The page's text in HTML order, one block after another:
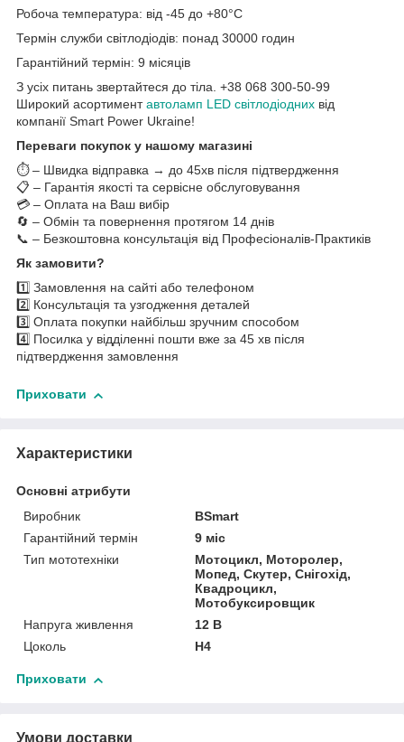
Робоча температура: від -45 до +80°C
Термін служби світлодіодів: понад 30000 годин
Гарантійний термін: 9 місяців
З усіх питань звертайтеся до тіла. +38 068 300-50-99
Широкий асортиментавтоламп LED світлодіодних від
компанії Smart Power Ukraine!
Переваги покупок у нашому магазині
⏱️ – Швидка відправка → до 45хв після підтвердження
📋 – Гарантія якості та сервісне обслуговування
💳 – Оплата на Ваш вибір
🔄 – Обмін та повернення протягом 14 днів
📞 – Безкоштовна консультація від Професіоналів-Практиків
Як замовити?
1️⃣ Замовлення на сайті або телефоном
2️⃣ Консультація та узгодження деталей
3️⃣ Оплата покупки найбільш зручним способом
4️⃣ Посилка у відділенні пошти вже за 45 хв після
підтвердження замовлення
Приховати
Характеристики
Основні атрибути
Виробник
BSmart
Гарантійний термін
9 міс
Тип мототехніки
Мотоцикл, Моторолер,
Мопед, Скутер, Снігохід,
Квадроцикл,
Мотобуксировщик
Напруга живлення
12 В
Цоколь
H4
Приховати
Умови доставки